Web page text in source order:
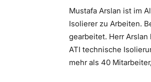
Mustafa Arslan ist im
Isolierer zu Arbeiten.
gearbeitet. Herr
ATI technische
mehr als 40